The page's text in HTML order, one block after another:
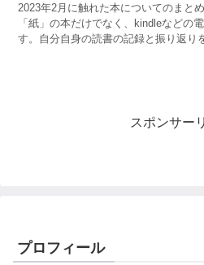
2023年2月に触れた本についてのまと
「紙」の本だけでなく、kindleなどの
す。自分自身の読書の記録と振り返り
スポンサー
プロフィール